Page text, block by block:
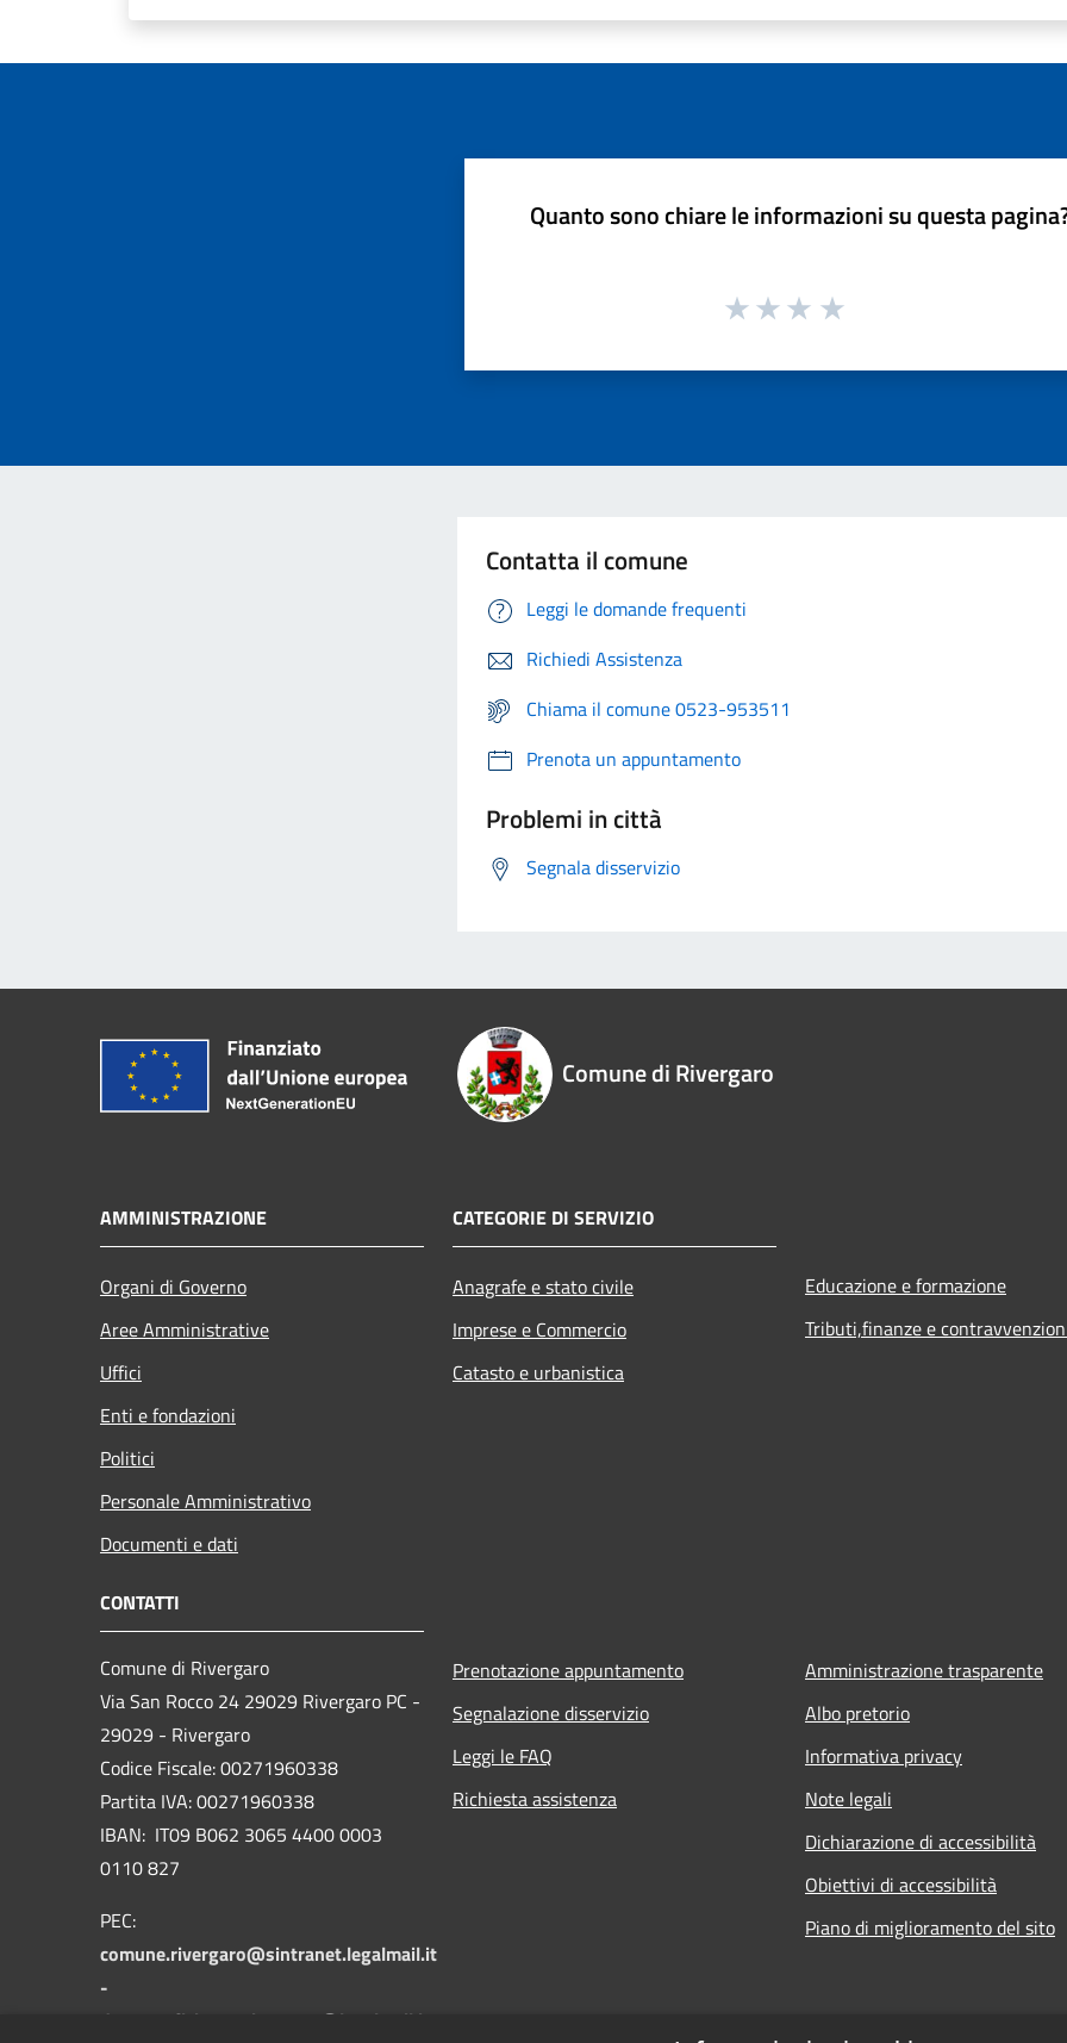
Quanto sono chiare le informazioni su questa
Contatta il comune
Leggi le domande frequenti
Richiedi Assistenza
Chiama il comune 0523-953511
Prenota un appuntamento
Problemi in città
Segnala disservizio
Comune di Rivergaro
AMMINISTRAZIONE
Organi di Governo
Aree Amministrative
Uffici
Enti e fondazioni
Politici
Personale Amministrativo
Documenti e dati
CATEGORIE DI SERVIZIO
Anagrafe e stato civile
Imprese e Commercio
Catasto e urbanistica
Educazione e formazione
Tributi,finanze e
CONTATTI
Comune di Rivergaro
Via San Rocco 24 29029 Rivergaro PC -
29029 - Rivergaro
Codice Fiscale: 00271960338
Partita IVA: 00271960338
IBAN: IT09 B062 3065 4400 0003
0110 827
PEC:
comune.rivergaro@sintranet.legalmail.it
-
demograficisuap.rivergaro@legalmail.it
Prenotazione appuntamento
Segnalazione disservizio
Leggi le FAQ
Richiesta assistenza
Amministrazione trasparente
Albo pretorio
Informativa privacy
Note legali
Dichiarazione di accessibilità
Obiettivi di accessibilità
Piano di miglioramento del sito